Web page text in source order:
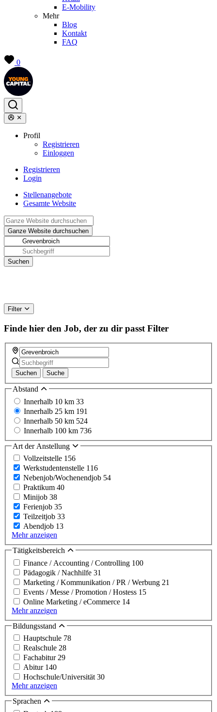
E-Mobility
Mehr
Blog
Kontakt
FAQ
0
Profil
Registrieren
Einloggen
Registrieren
Login
Stellenangebote
Gesamte Website
Filter
Finde hier den Job, der zu dir passt Filter
Suchen Suche
Abstand
Innerhalb 10 km 33
Innerhalb 25 km 191
Innerhalb 50 km 524
Innerhalb 100 km 736
Art der Anstellung
Vollzeitstelle 156
Werkstudentenstelle 116
Nebenjob/Wochenendjob 54
Praktikum 40
Minijob 38
Ferienjob 35
Teilzeitjob 33
Abendjob 13
Mehr anzeigen
Tätigkeitsbereich
Finance / Accounting / Controlling 100
Pädagogik / Nachhilfe 31
Marketing / Kommunikation / PR / Werbung 21
Events / Messe / Promotion / Hostess 15
Online Marketing / eCommerce 14
Mehr anzeigen
Bildungsstand
Hauptschule 78
Realschule 28
Fachabitur29
Abitur 140
Hochschule/Universität30
Mehr anzeigen
Sprachen